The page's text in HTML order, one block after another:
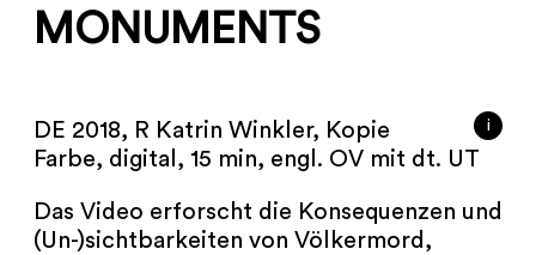
MONUMENTS
i
DE 2018, R Katrin Winkler, Kopie
Farbe, digital, 15 min, engl. OV mit dt. UT
Das Video erforscht die Konsequenzen und
(Un-)sichtbarkeiten von Völkermord,